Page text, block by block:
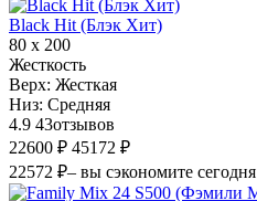
Black Hit (Блэк Хит)
80 х 200
Жесткость
Верх: Жесткая
Низ: Средняя
4.9 43отзывов
22600 ₽ 45172 ₽
22572 ₽– вы сэкономите сегодня